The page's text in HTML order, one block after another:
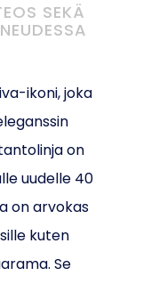
SEKÄ
ikoni, joka
on
uudelle 40
on arvokas
kuten
Se